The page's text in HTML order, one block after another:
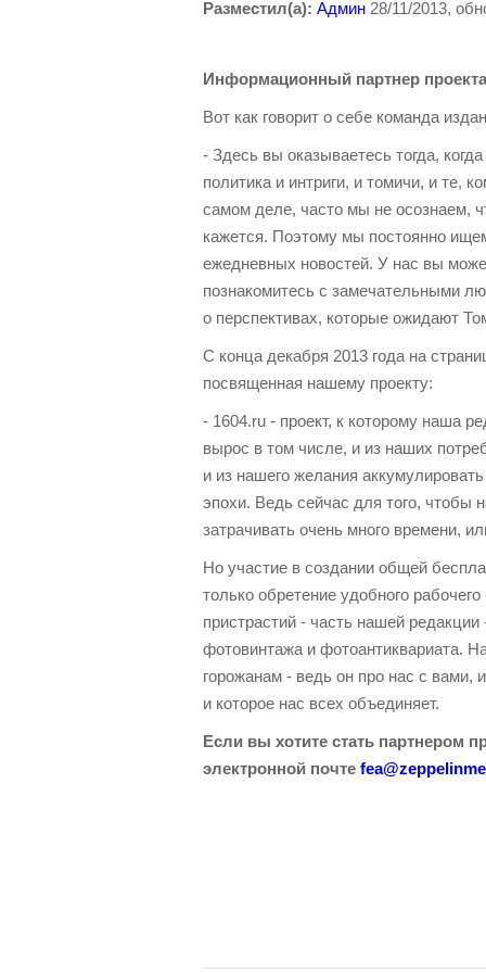
Разместил(а): Админ 28/11/2013,
Информационный партнер
Вот как говорит о себе команда
- Здесь вы оказываетесь тогда,
политика и интриги, и томичи, и те,
самом деле, часто мы не осознаем,
кажется. Поэтому мы постоянно
ежедневных новостей. У нас вы
познакомитесь с замечательными
о перспективах, которые ожидают
С конца декабря 2013 года на
посвященная нашему проекту:
- 1604.ru - проект, к которому наша
вырос в том числе, и из наших
и из нашего желания
эпохи. Ведь сейчас для того, чтобы
затрачивать очень много времени,
Но участие в создании общей
только обретение удобного
пристрастий - часть нашей
фотовинтажа и фотоантиквариата.
горожанам - ведь он про нас с вами,
и которое нас всех объединяет.
Если вы хотите стать партнером
электронной почте